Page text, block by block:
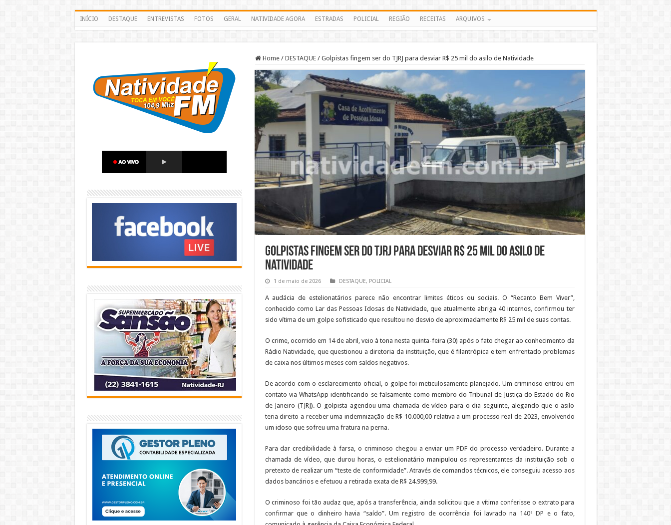
INÍCIO DESTAQUE ENTREVISTAS FOTOS GERAL NATIVIDADE AGORA ESTRADAS POLICIAL REGIÃO RECEITAS ARQUIVOS
Home / DESTAQUE / Golpistas fingem ser do TJRJ para desviar R$ 25 mil do asilo de Natividade
Golpistas fingem ser do TJRJ para desviar R$ 25 mil do asilo de
Natividade
1 de maio de 2026 DESTAQUE, POLICIAL
A audácia de estelionatários parece não encontrar limites éticos ou sociais. O “Recanto Bem Viver”,
conhecido como Lar das Pessoas Idosas de Natividade, que atualmente abriga 40 internos, confirmou ter
sido vítima de um golpe sofisticado que resultou no desvio de aproximadamente R$ 25 mil de suas contas.
O crime, ocorrido em 14 de abril, veio à tona nesta quinta-feira (30) após o fato chegar ao conhecimento da
Rádio Natividade, que questionou a diretoria da instituição, que é filantrópica e tem enfrentado problemas
de caixa nos últimos meses com saldos negativos.
De acordo com o esclarecimento oficial, o golpe foi meticulosamente planejado. Um criminoso entrou em
contato via WhatsApp identificando-se falsamente como membro do Tribunal de Justiça do Estado do Rio
de Janeiro (TJRJ). O golpista agendou uma chamada de vídeo para o dia seguinte, alegando que o asilo
teria direito a receber uma indemnização de R$ 10.000,00 relativa a um processo real de 2023, envolvendo
um idoso que sofreu uma fratura na perna.
Para dar credibilidade à farsa, o criminoso chegou a enviar um PDF do processo verdadeiro. Durante a
chamada de vídeo, que durou horas, o estelionatário manipulou os representantes da instituição sob o
pretexto de realizar um “teste de conformidade”. Através de comandos técnicos, ele conseguiu acesso aos
dados bancários e efetuou a retirada exata de R$ 24.999,99.
O criminoso foi tão audaz que, após a transferência, ainda solicitou que a vítima conferisse o extrato para
confirmar que o dinheiro havia “saído”. Um registro de ocorrência foi lavrado na 140ª DP e o fato,